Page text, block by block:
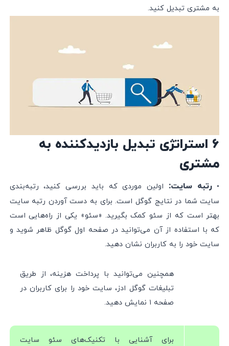
به مشتری تبدیل کنید.
۶ استراتژی تبدیل بازدیدکننده به
مشتری
•رتبه سایت: اولین موردی که باید بررسی کنید، رتبه‌بندی
سایت شما در نتایج گوگل است. برای به دست آوردن رتبه سایت
بهتر است که از سئو کمک بگیرید. «سئو» یکی از راه‌هایی است
که با استفاده از آن می‌توانید در صفحه اول گوگل ظاهر شوید و
سایت خود را به کاربران نشان دهید.
همچنین می‌توانید با پرداخت هزینه، ‌از طریق
تبلیغات گوگل ادز، سایت خود را برای کاربران در
صفحه ۱ نمایش دهید.
برای آشنایی با تکنیک‌های سئو سایت